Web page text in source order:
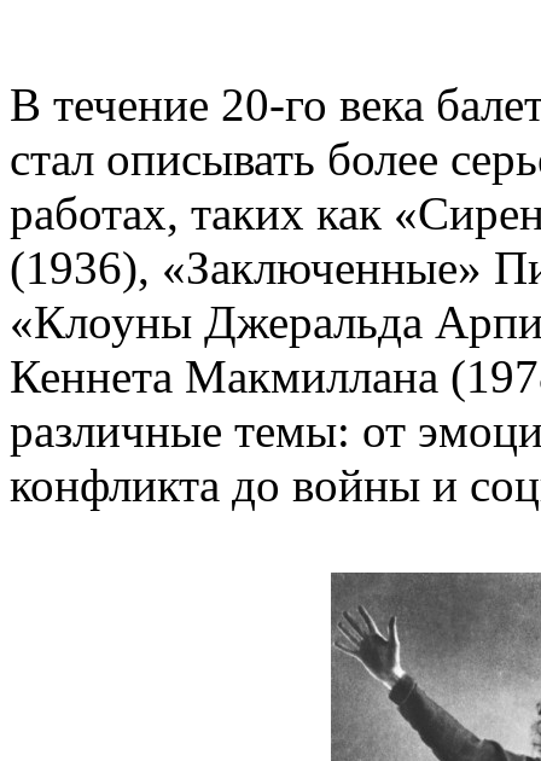
В течение 20-го века
стал описывать более
работах, таких как
(1936), «Заключенные»
«Клоуны Джеральда
Кеннета Макмиллана
различные темы: от
конфликта до войны и